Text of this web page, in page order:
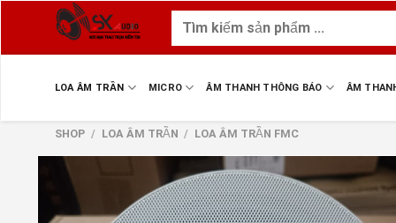
content
kiếm:
LOA ÂM TRẦN MICRO ÂM THANH THÔNG BÁO ÂM
SHOP / LOA ÂM TRẦN / LOA ÂM TRẦN FMC